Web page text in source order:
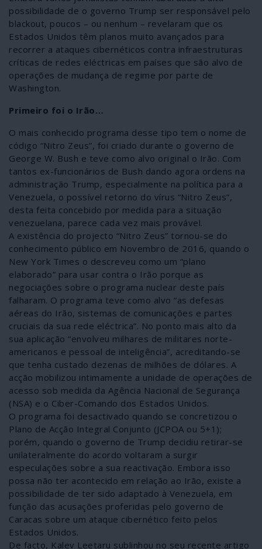
possibilidade de o governo Trump ser responsável pelo
blackout, poucos – ou nenhum – revelaram que os
Estados Unidos têm planos muito avançados para
recorrer a ataques cibernéticos contra infraestruturas
críticas de redes eléctricas em países que são alvo de
operações de mudança de regime por parte de
Washington.
Primeiro foi o Irão…
O mais conhecido programa desse tipo tem o nome de
código “Nitro Zeus”, foi criado durante o governo de
George W. Bush e teve como alvo original o Irão. Com
tantos ex-funcionários de Bush dando agora ordens na
administração Trump, especialmente na política para a
Venezuela, o possível retorno do vírus “Nitro Zeus”,
desta feita concebido por medida para a situação
venezuelana, parece cada vez mais provável.
A existência do projecto “Nitro Zeus” tornou-se do
conhecimento público em Novembro de 2016, quando o
New York Times o descreveu como um “plano
elaborado” para usar contra o Irão porque as
negociações sobre o programa nuclear deste país
falharam. O programa teve como alvo “as defesas
aéreas do Irão, sistemas de comunicações e partes
cruciais da sua rede eléctrica”. No ponto mais alto da
sua aplicação “envolveu milhares de militares norte-
americanos e pessoal de inteligência”, acreditando-se
que tenha custado dezenas de milhões de dólares. A
acção mobilizou intimamente a unidade de operações de
acesso sob medida da Agência Nacional de Segurança
(NSA) e o Ciber-Comando dos Estados Unidos.
O programa foi desactivado quando se concretizou o
Plano de Acção Integral Conjunto (JCPOA ou 5+1);
porém, quando o governo de Trump decidiu retirar-se
unilateralmente do acordo voltaram a surgir
especulações sobre a sua reactivação. Embora isso
possa não ter acontecido em relação ao Irão, existe a
possibilidade de ter sido adaptado à Venezuela, em
função das acusações proferidas pelo governo de
Caracas sobre um ataque cibernético feito pelos
Estados Unidos.
De facto, Kalev Leetaru sublinhou no seu recente artigo